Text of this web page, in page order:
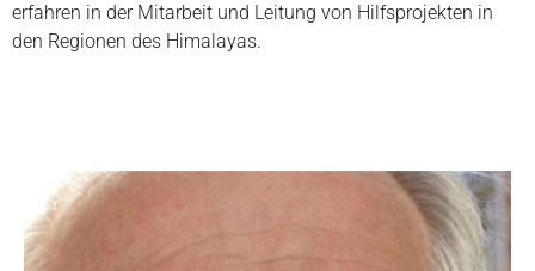
erfahren in der Mitarbeit und Leitung von Hilfsprojekten in
den Regionen des Himalayas.